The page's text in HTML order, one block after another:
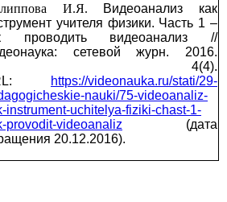
И.Я. Видеоанализ как
учителя физики. Часть 1 –
проводить видеоанализ //
сетевой журн. 2016.
https://videonauka.ru/stati/29-
nauki/75-videoanaliz-
instrument-uchitelya-fiziki-chast-1-
provodit-videoanaliz (дата
20.12.2016).